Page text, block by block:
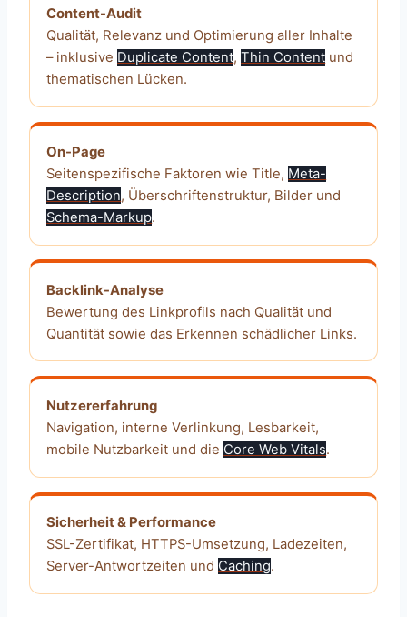
Content-Audit
Qualität, Relevanz und Optimierung aller Inhalte
– inklusive Duplicate Content,Thin Content und
thematischen Lücken.
On-Page
Seitenspezifische Faktoren wie Title, Meta-
Description, Überschriftenstruktur, Bilder und
Schema-Markup.
Backlink-Analyse
Bewertung des Linkprofils nach Qualität und
Quantität sowie das Erkennen schädlicher Links.
Nutzererfahrung
Navigation, interne Verlinkung, Lesbarkeit,
mobile Nutzbarkeit und die Core Web Vitals.
Sicherheit & Performance
SSL-Zertifikat, HTTPS-Umsetzung, Ladezeiten,
Server-Antwortzeiten und Caching.